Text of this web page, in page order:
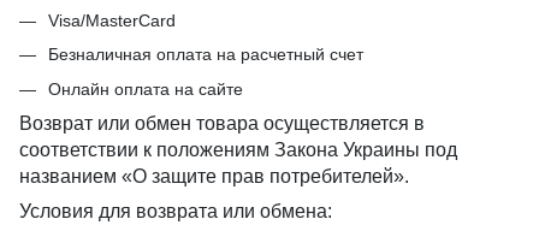
Visa/MasterCard
Безналичная оплата на расчетный счет
Онлайн оплата на сайте
Возврат или обмен товара осуществляется в
соответствии к положениям Закона Украины под
названием «О защите прав потребителей».
Условия для возврата или обмена: